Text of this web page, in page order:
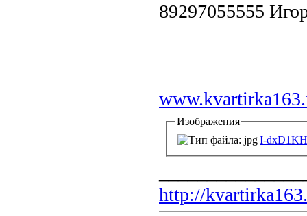
89297055555
Изображения
I-
http://